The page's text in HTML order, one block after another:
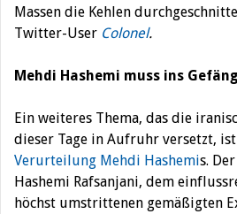
Massen die Kehlen
Twitter-User Colonel.
Mehdi Hashemi muss ins
Ein weiteres Thema, das die
dieser Tage in Aufruhr versetzt,
Verurteilung Mehdi Hashemis.
Hashemi Rafsanjani, dem
höchst umstrittenen gemäßigten